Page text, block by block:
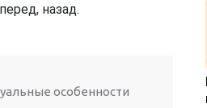
назад.
особенности